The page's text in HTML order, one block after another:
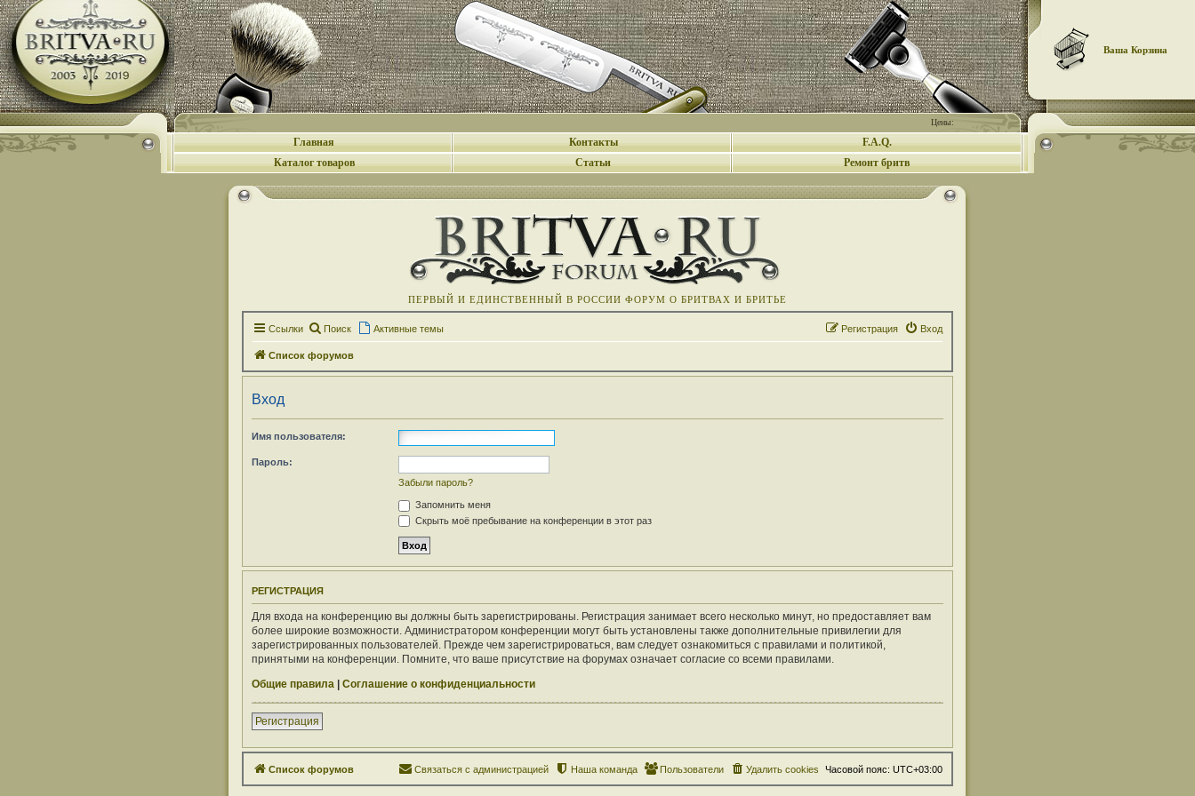
Цены:
Ваша Корзина
Главная Контакты
F.A.Q.
Каталог товаров
Статьи Ремонт бритв
ПЕРВЫЙ И ЕДИНСТВЕННЫЙ В РОССИИ ФОРУМ О БРИТВАХ И БРИТЬЕ
Ссылки Поиск Активные темы Вход
Регистрация
Список форумов
Вход
Имя пользователя:
Пароль:
Забыли пароль?
Запомнить меня
Скрыть моё пребывание на конференции в этот раз
РЕГИСТРАЦИЯ
Для входа на конференцию вы должны быть зарегистрированы. Регистрация занимает всего несколько минут, но предоставляет вам
более широкие возможности. Администратором конференции могут быть установлены также дополнительные привилегии для
зарегистрированных пользователей. Прежде чем зарегистрироваться, вам следует ознакомиться с правилами и политикой,
принятыми на конференции. Помните, что ваше присутствие на форумах означает согласие со всеми правилами.
Общие правила | Соглашение о конфиденциальности
Регистрация
Список форумов Часовой пояс: UTC+03:00
Удалить cookies
Пользователи
Наша команда
Связаться с администрацией